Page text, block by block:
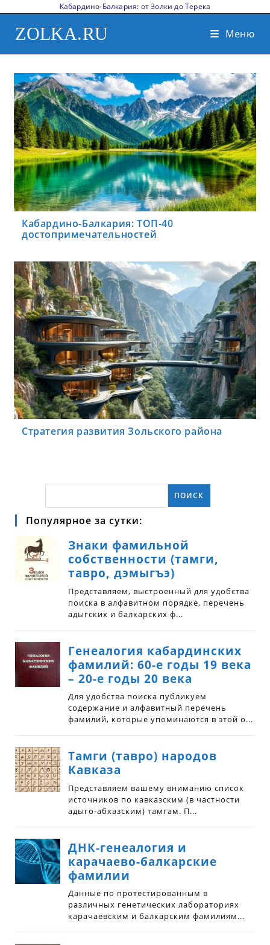
Кабардино-Балкария: от Золки до Терека
ZOLKA.RU Меню
Кабардино-Балкария: ТОП-40
достопримечательностей
Стратегия развития Зольского района
ПОИСК
Популярное за сутки: